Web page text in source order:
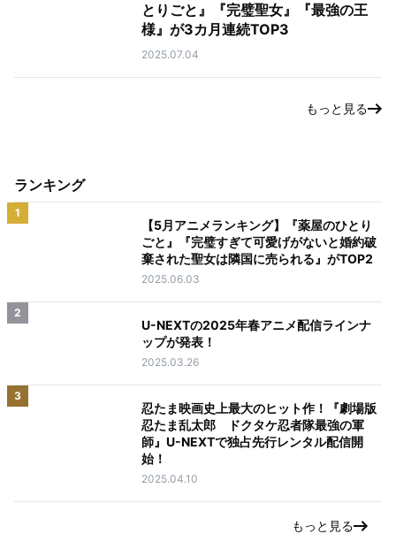
とりごと』『完璧聖女』『最強の王
様』が3カ月連続TOP3
2025.07.04
もっと見る
ランキング
1
【5月アニメランキング】『薬屋のひとり
ごと』『完璧すぎて可愛げがないと婚約破
棄された聖女は隣国に売られる』がTOP2
2025.06.03
2
U-NEXTの2025年春アニメ配信ラインナ
ップが発表！
2025.03.26
3
忍たま映画史上最大のヒット作！『劇場版
忍たま乱太郎 ドクタケ忍者隊最強の軍
師』U-NEXTで独占先行レンタル配信開
始！
2025.04.10
もっと見る